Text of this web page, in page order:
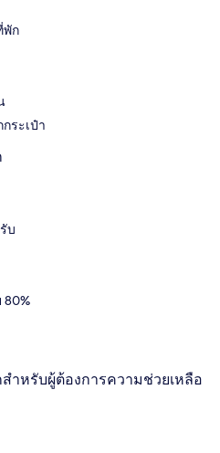
พัก
ระเป๋า
บ
80%
ำหรับผู้ต้องการความช่วยเหลือ